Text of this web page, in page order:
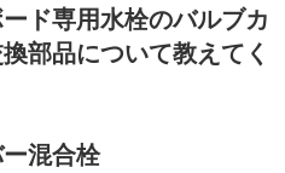
ド専用水栓のバルブカ
部品について教えてく
ー混合栓